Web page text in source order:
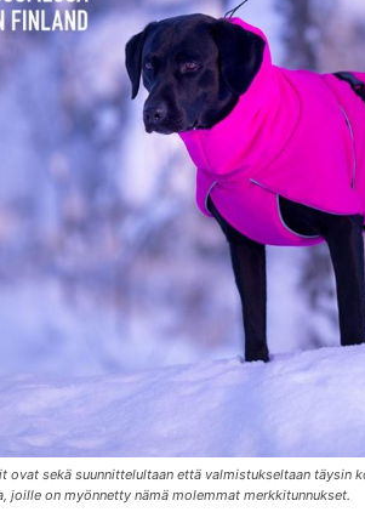
ovat sekä suunnittelultaan että valmistukseltaan täysin
joille on myönnetty nämä molemmat merkkitunnukset.